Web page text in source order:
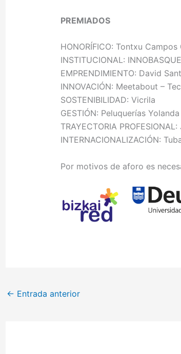
PREMIADOS
HONORÍFICO: Tontxu Campos
INSTITUCIONAL: INNOBASQUE
EMPRENDIMIENTO: David
INNOVACIÓN: Meetabout –
SOSTENIBILIDAD: Vicrila
GESTIÓN: Peluquerías
TRAYECTORIA
INTERNACIONALIZACIÓN:
Por motivos de aforo es
← Entrada anterior